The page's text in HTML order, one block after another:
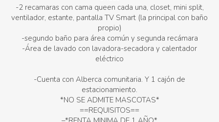
-2 recamaras con cama queen cada una, closet, mini split,
ventilador, estante, pantalla TV Smart (la principal con baño
propio)
-segundo baño para área común y segunda recámara
-Área de lavado con lavadora-secadora y calentador
eléctrico
-Cuenta con Alberca comunitaria. Y 1 cajón de
estacionamiento.
*NO SE ADMITE MASCOTAS*
==REQUISITOS==